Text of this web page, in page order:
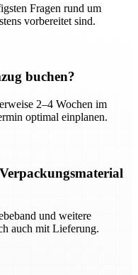
Fragen rund um
vorbereitet sind.
buchen?
2–4 Wochen im
optimal einplanen.
und weitere
auch mit Lieferung.